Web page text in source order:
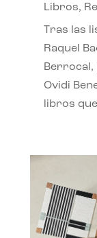
Libros,
Tras las
Raquel
Berrocal,
Ovidi
libros